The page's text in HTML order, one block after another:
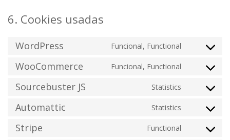
6. Cookies usadas
WordPress Funcional, Functional
Consent
wordpress
WooCommerce Funcional, Functional
Consent
Sourcebuster JS Statistics
Consent
Automattic Statistics
Consent
Stripe Functional Consent